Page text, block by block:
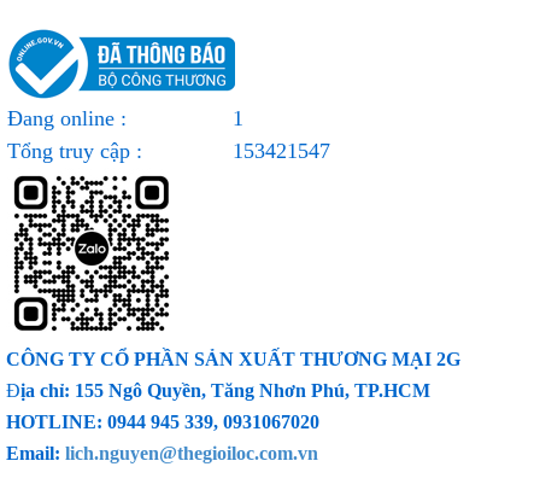
Đang online :
1
Tổng truy cập :
153421547
CÔNG TY CỔ PHẦN SẢN XUẤT THƯƠNG MẠI 2G
Địa chỉ: 155 Ngô Quyền, Tăng Nhơn Phú, TP.HCM
HOTLINE: 0944 945 339, 0931067020
Email: lich.nguyen@thegioiloc.com.vn